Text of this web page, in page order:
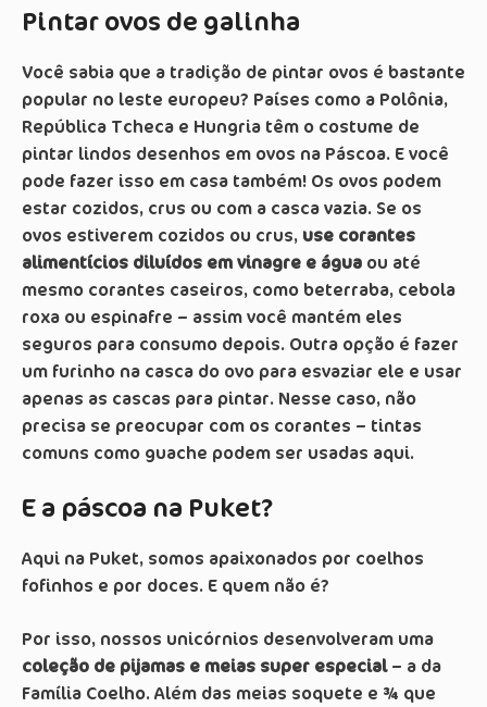
Pintar ovos de galinha
Você sabia que a tradição de pintar ovos é bastante
popular no leste europeu? Países como a Polônia,
República Tcheca e Hungria têm o costume de
pintar lindos desenhos em ovos na Páscoa. E você
pode fazer isso em casa também! Os ovos podem
estar cozidos, crus ou com a casca vazia. Se os
ovos estiverem cozidos ou crus, use corantes
alimentícios diluídos em vinagre e água ou até
mesmo corantes caseiros, como beterraba, cebola
roxa ou espinafre – assim você mantém eles
seguros para consumo depois. Outra opção é fazer
um furinho na casca do ovo para esvaziar ele e usar
apenas as cascas para pintar. Nesse caso, não
precisa se preocupar com os corantes – tintas
comuns como guache podem ser usadas aqui.
E a páscoa na Puket?
Aqui na Puket, somos apaixonados por coelhos
fofinhos e por doces. E quem não é?
Por isso, nossos unicórnios desenvolveram uma
coleção de pijamas e meias super especial – a da
Família Coelho. Além das meias soquete e ¾ que